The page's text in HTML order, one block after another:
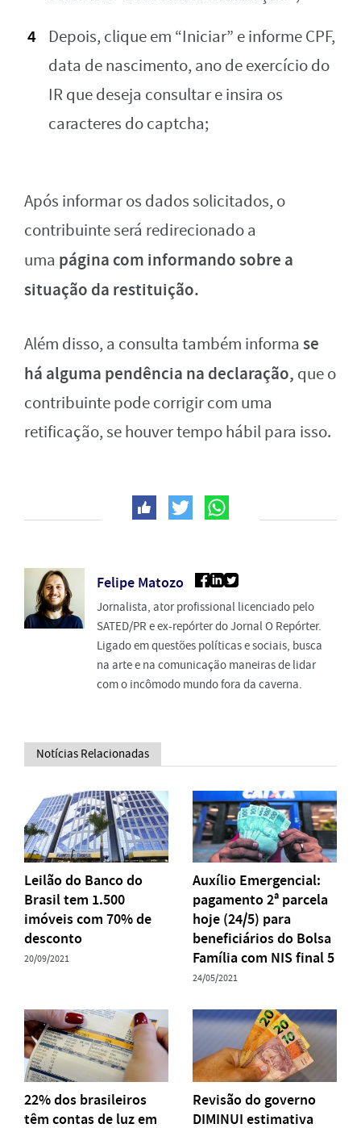
Depois, clique em “Iniciar” e informe CPF,
data de nascimento, ano de exercício do
IR que deseja consultar e insira os
caracteres do captcha;
Após informar os dados solicitados, o
contribuinte será redirecionado a
uma página com informando sobre a
situação da restituição.
Além disso, a consulta também informa se
há alguma pendência na declaração, que o
contribuinte pode corrigir com uma
retificação, se houver tempo hábil para isso.
Felipe Matozo
Jornalista, ator profissional licenciado pelo
SATED/PR e ex-repórter do Jornal O Repórter.
Ligado em questões políticas e sociais, busca
na arte e na comunicação maneiras de lidar
com o incômodo mundo fora da caverna.
Notícias Relacionadas
Leilão do Banco do
Brasil tem 1.500
imóveis com 70% de
desconto
20/09/2021
Auxílio Emergencial:
pagamento 2ª parcela
hoje (24/5) para
beneficiários do Bolsa
Família com NIS final 5
24/05/2021
22% dos brasileiros
têm contas de luz em
Revisão do governo
DIMINUI estimativa